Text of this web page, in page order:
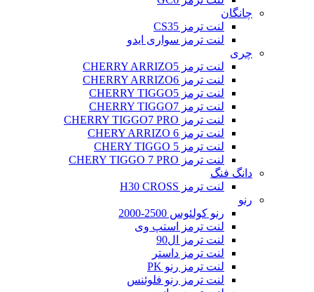
چانگان
لنت ترمز CS35
لنت ترمز سواری ایدو
چری
لنت ترمز CHERRY ARRIZO5
لنت ترمز CHERRY ARRIZO6
لنت ترمز CHERRY TIGGO5
لنت ترمز CHERRY TIGGO7
لنت ترمز CHERRY TIGGO7 PRO
لنت ترمز CHERY ARRIZO 6
لنت ترمز CHERY TIGGO 5
لنت ترمز CHERY TIGGO 7 PRO
دانگ فنگ
لنت ترمز H30 CROSS
رنو
رنو کولئوس 2500-2000
لنت ترمز استپ وی
لنت ترمز ال90
لنت ترمز داستر
لنت ترمز رنو PK
لنت ترمز رنو فلوئنس